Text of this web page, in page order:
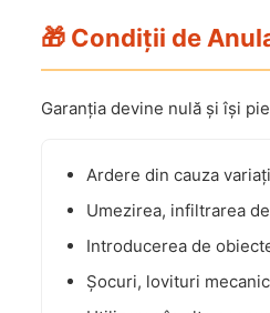
🎁 Condiții de
Garanția devine nulă și își
Ardere din cauza
Umezirea, infiltrarea
Introducerea de
Șocuri, lovituri